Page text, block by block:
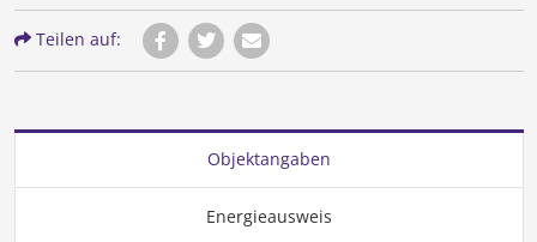
Teilen auf:
Objektangaben
Energieausweis